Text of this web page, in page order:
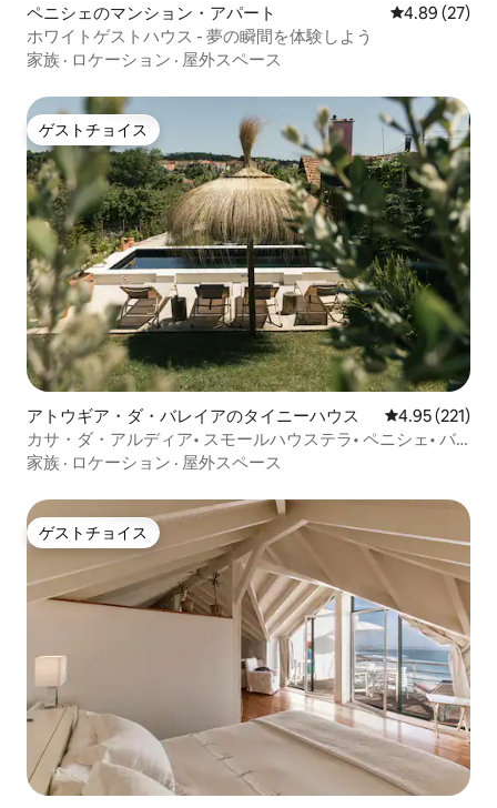
ペニシェのマンション・アパート レビュー27
4.89 (27)
ホワイトゲストハウス - 夢の瞬間を体験しよう
家族 · ロケーション · 屋外スペース
ゲストチョイス
ゲストチョイス
アトウギア・ダ・バレイアのタイニーハウス レビュー221
4.95 (221)
カサ・ダ・アルディア• スモールハウステラ• ペニシェ• バ
レアル
家族 · ロケーション · 屋外スペース
ゲストチョイス
ゲストチョイス